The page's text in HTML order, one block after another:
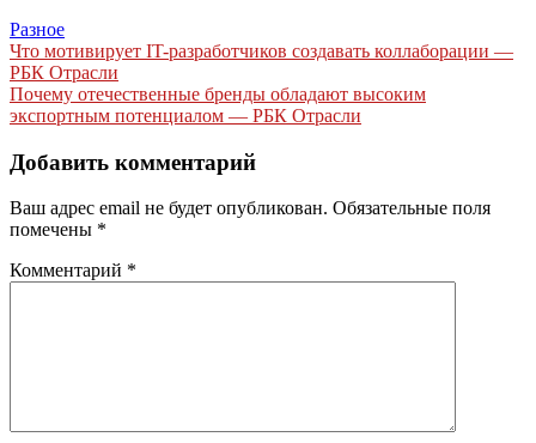
Разное
Навигация
по
записям
Что мотивирует IT-разработчиков создавать коллаборации —
РБК Отрасли
Почему отечественные бренды обладают высоким
экспортным потенциалом — РБК Отрасли
Добавить комментарий
Ваш адрес email не будет опубликован. Обязательные поля
помечены *
Комментарий *